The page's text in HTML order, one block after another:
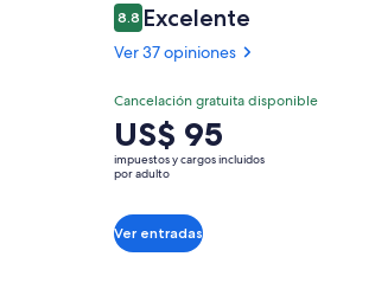
8.88.8 de 10
Excelente
Ver 37 opiniones
Cancelación gratuita disponible
El
precio
es
US$ 95.
por
US$ 95
impuestos y cargos incluidos
por adulto
Ver entradas